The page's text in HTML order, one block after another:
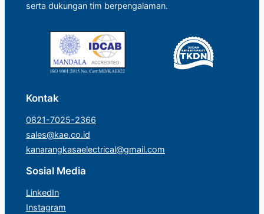
serta dukungan tim berpengalaman.
Kontak
0821-7025-2366
sales@kae.co.id
kanarangkasaelectrical@gmail.com
Sosial Media
LinkedIn
Instagram